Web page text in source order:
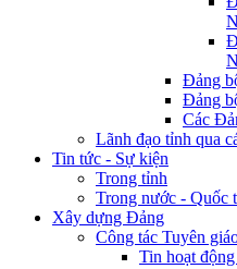
Đảng
Đảng
Các
Lãnh đạo tỉnh qua
Tin tức - Sự kiện
Trong tỉnh
Trong nước - Quốc
Xây dựng Đảng
Công tác Tuyên
Tin hoạt